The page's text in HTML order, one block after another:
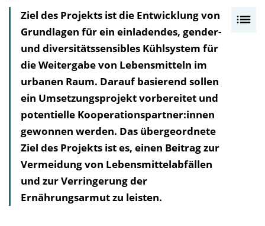
Ziel des Projekts ist die Entwicklung von
Grundlagen für ein einladendes, gender-
und diversitätssensibles Kühlsystem für
die Weitergabe von Lebensmitteln im
urbanen Raum. Darauf basierend sollen
ein Umsetzungsprojekt vorbereitet und
potentielle Kooperationspartner:innen
gewonnen werden. Das übergeordnete
Ziel des Projekts ist es, einen Beitrag zur
Vermeidung von Lebensmittelabfällen
und zur Verringerung der
Ernährungsarmut zu leisten.